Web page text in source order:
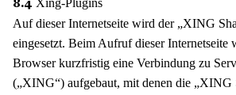
8.4 Xing-Plugins
Auf dieser Internetseite wird der „XING
eingesetzt. Beim Aufruf dieser Internetseite
Browser kurzfristig eine Verbindung zu
(„XING“) aufgebaut, mit denen die „XING